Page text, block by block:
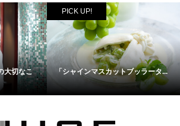
大切なこ
PICK UP!
「シャインマスカットブッラータ...